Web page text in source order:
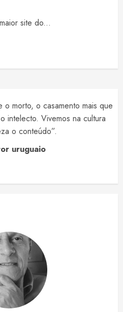
site do...
o morto, o casamento mais que
intelecto. Vivemos na cultura
o conteúdo”.
uruguaio